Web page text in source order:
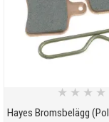
Hayes Bromsbelägg
★ ★ ★ ★